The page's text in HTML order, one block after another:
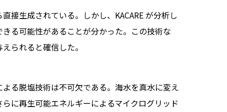
接生成されている。しかし、KACARE が分析し
る可能性があることが分かった。この技術な
られると確信した。
る脱塩技術は不可欠である。海水を真水に変え
に再生可能エネルギーによるマイクログリッド